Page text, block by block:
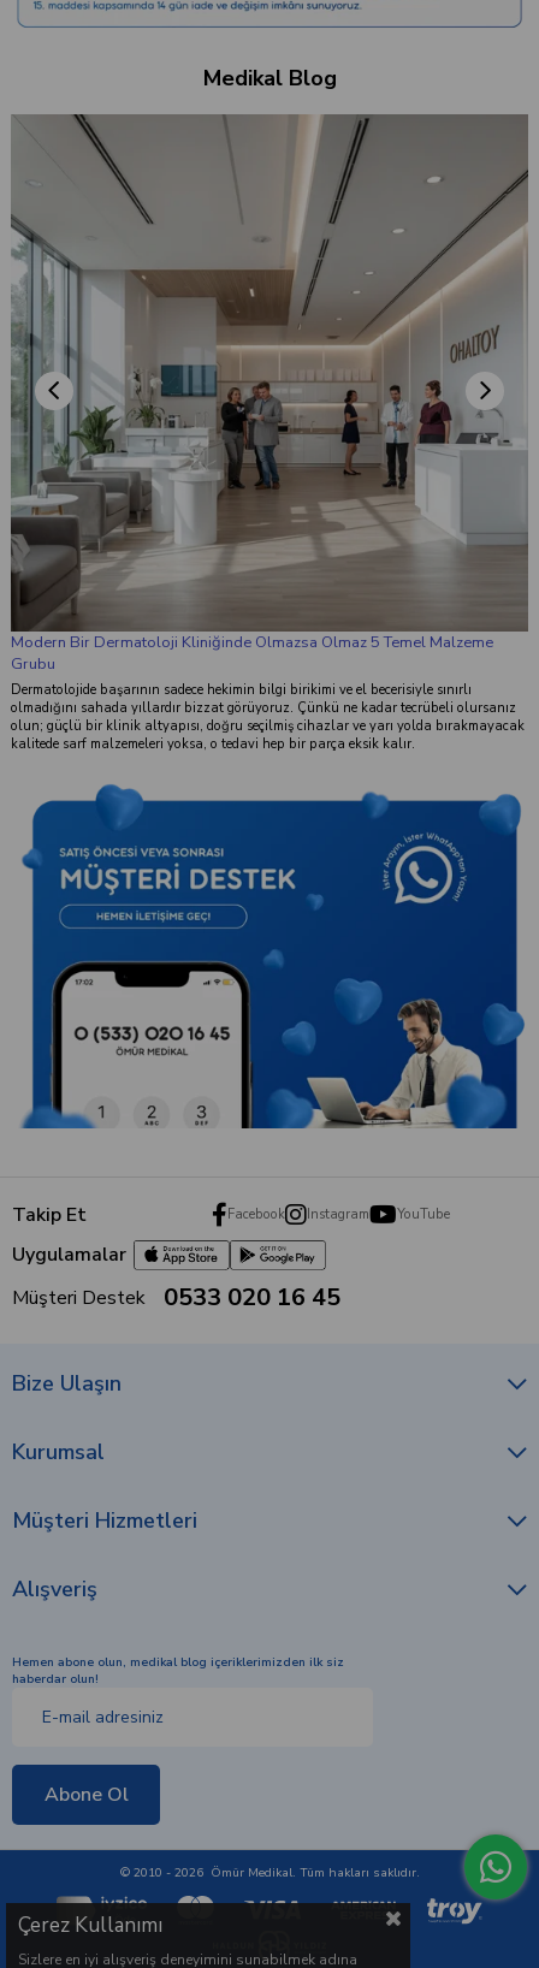
Medikal Blog
Modern Bir Dermatoloji Kliniğinde Olmazsa Olmaz 5 Temel Malzeme
Grubu
Dermatolojide başarının sadece hekimin bilgi birikimi ve el becerisiyle sınırlı
olmadığını sahada yıllardır bizzat görüyoruz. Çünkü ne kadar tecrübeli olursanız
olun; güçlü bir klinik altyapısı, doğru seçilmiş cihazlar ve yarı yolda bırakmayacak
kalitede sarf malzemeleri yoksa, o tedavi hep bir parça eksik kalır.
Takip Et Facebook Instagram YouTube
Uygulamalar
Müşteri Destek
0533 020 16 45
Bize Ulaşın
Kurumsal
Müşteri Hizmetleri
Alışveriş
Hemen abone olun, medikal blog içeriklerimizden ilk siz
haberdar olun!
Abone Ol
© 2010 - 2026 Ömür Medikal. Tüm hakları saklıdır.
Çerez Kullanımı
Sizlere en iyi alışveriş deneyimini sunabilmek adına